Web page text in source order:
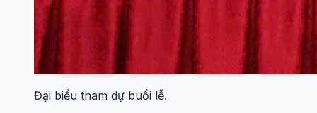
Đại biểu tham dự buổi lễ.